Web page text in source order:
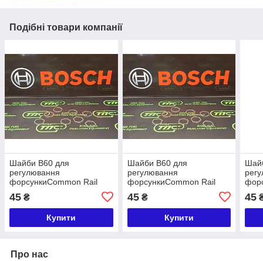
Подібні товари компанії
Шайби B60 для
регулювання
форсункиCommon Rail
45 ₴
Купити
Шайби B60 для
регулювання
форсункиCommon Rail
45₴
Купити
45
Про нас